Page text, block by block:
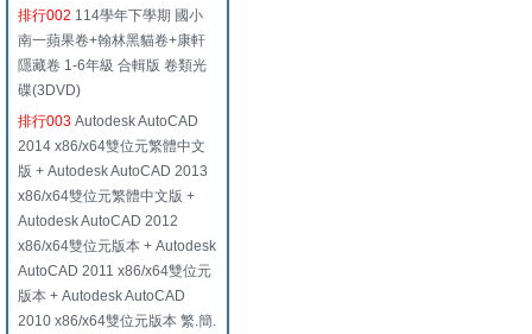
排行002 114學年下學期 國小
南一蘋果卷+翰林黑貓卷+康軒
隱藏卷 1-6年級 合輯版 卷類光
碟(3DVD)
排行003 Autodesk AutoCAD
2014 x86/x64雙位元繁體中文
版 + Autodesk AutoCAD 2013
x86/x64雙位元繁體中文版 +
Autodesk AutoCAD 2012
x86/x64雙位元版本 + Autodesk
AutoCAD 2011 x86/x64雙位元
版本 + Autodesk AutoCAD
2010 x86/x64雙位元版本 繁.簡.